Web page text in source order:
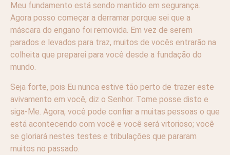
Meu fundamento está sendo mantido em segurança.
Agora posso começar a derramar porque sei que a
máscara do engano foi removida. Em vez de serem
parados e levados para traz, muitos de vocês entrarão na
colheita que preparei para você desde a fundação do
mundo.
Seja forte, pois Eu nunca estive tão perto de trazer este
avivamento em você, diz o Senhor. Tome posse disto e
siga-Me. Agora, você pode confiar a muitas pessoas o que
está acontecendo com você e você será vitorioso; você
se gloriará nestes testes e tribulações que pararam
muitos no passado.